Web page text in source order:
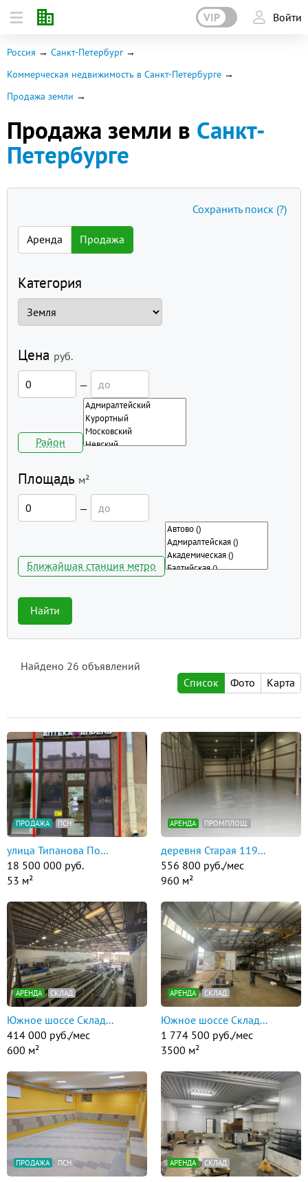
VIP Войти
Россия
Санкт-Петербург
Коммерческая недвижимость в Санкт-Петербурге
Продажа земли
Продажа земли в Санкт-
Петербурге
Аренда Продажа
Категория
Цена руб.
—
Район
Площадь м²
—
Ближайшая станция метро
Найти
Сохранить поиск (?)
Найдено 26 объявлений
Список
Фото Карта
ПРОДАЖА ПСН
улица Типанова По...
18 500 000 руб.
53 м²
АРЕНДА ПРОМПЛОЩ.
деревня Старая 119...
556 800 руб./мес
960 м²
АРЕНДА СКЛАД
Южное шоссе Склад...
414 000 руб./мес
600 м²
АРЕНДА СКЛАД
Южное шоссе Склад...
1 774 500 руб./мес
3500 м²
ПРОДАЖА ПСН АРЕНДА СКЛАД